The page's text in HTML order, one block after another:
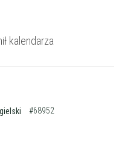
kalendarza
#68952